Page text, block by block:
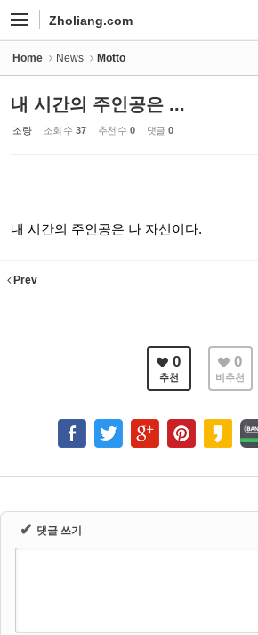
Zholiang.com
Home News Motto
내 시간의 주인공은 ...
조량 조회 수 37 추천 수 0 댓글 0
내 시간의 주인공은 나 자신이다.
Prev
0
추천
0
비추천
✔ 댓글 쓰기